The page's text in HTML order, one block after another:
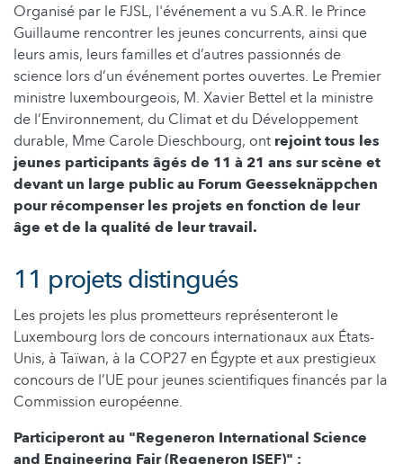
Organisé par le FJSL, l'événement a vu S.A.R. le Prince
Guillaume rencontrer les jeunes concurrents, ainsi que
leurs amis, leurs familles et d’autres passionnés de
science lors d’un événement portes ouvertes. Le Premier
ministre luxembourgeois, M. Xavier Bettel et la ministre
de l’Environnement, du Climat et du Développement
durable, Mme Carole Dieschbourg, ont rejoint tous les
jeunes participants âgés de 11 à 21 ans sur scène et
devant un large public au Forum Geesseknäppchen
pour récompenser les projets en fonction de leur
âge et de la qualité de leur travail.
11 projets distingués
Les projets les plus prometteurs représenteront le
Luxembourg lors de concours internationaux aux États-
Unis, à Taïwan, à la COP27 en Égypte et aux prestigieux
concours de l’UE pour jeunes scientifiques financés par la
Commission européenne.
Participeront au "Regeneron International Science
and Engineering Fair (Regeneron ISEF)" :